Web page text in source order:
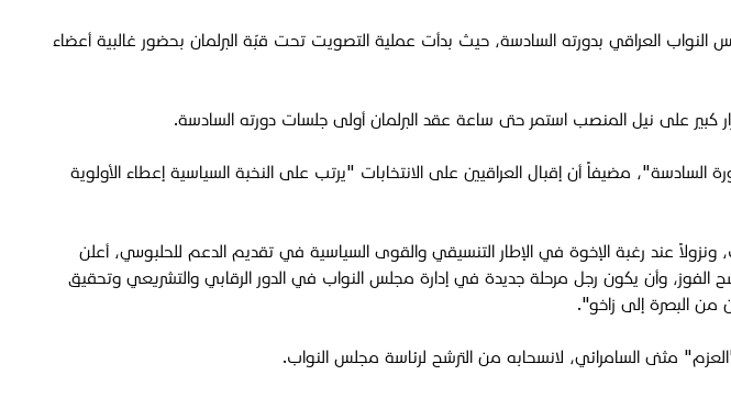
العراقي بدورته السادسة، حيث بدأت عملية التصويت تحت قبّة البرلمان بحضور غالبية أعضاء
على نيل المنصب استمر حتى ساعة عقد البرلمان أولى جلسات دورته السادسة.
مضيفاً أن إقبال العراقيين على الانتخابات "يرتب على النخبة السياسية إعطاء الأولوية
عند رغبة الإخوة في الإطار التنسيقي والقوى السياسية في تقديم الدعم للحلبوسي، أعلن
الفوز، وأن يكون رجل مرحلة جديدة في إدارة مجلس النواب في الدور الرقابي والتشريعي وتحقيق
من البصرة إلى زاخو".
مثنى السامرائي، لانسحابه من الترشح لرئاسة مجلس النواب.